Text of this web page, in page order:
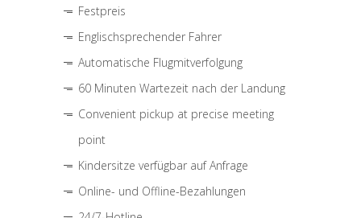
Festpreis
Englischsprechender Fahrer
Automatische Flugmitverfolgung
60 Minuten Wartezeit nach der Landung
Convenient pickup at precise meeting
point
Kindersitze verfügbar auf Anfrage
Online- und Offline-Bezahlungen